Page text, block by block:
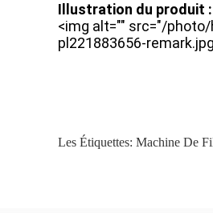
Illustration du produit :
<img alt="" src="/
pl221883656-
Les Étiquettes: Machine De